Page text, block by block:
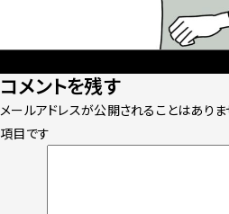
on
size
コメントを残す
メールアドレスが公開されることはありま
項目です